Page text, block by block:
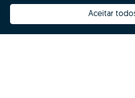
Aceitar